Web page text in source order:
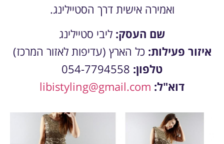
ואמירה אישית דרך הסטיילינג.
שם העסק: ליבי סטיילינג
איזור פעילות: כל הארץ (עדיפות לאזור המרכז)
טלפון: 054-7794558
דוא"ל: libistyling@gmail.com